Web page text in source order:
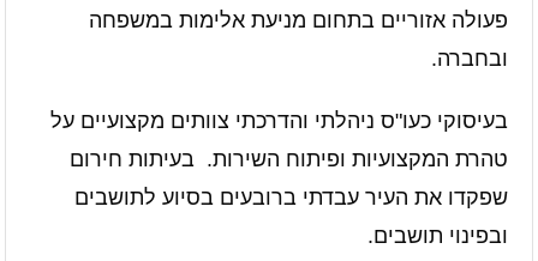
פעולה אזוריים בתחום מניעת אלימות במשפחה
ובחברה.
בעיסוקי כעו"ס ניהלתי והדרכתי צוותים מקצועיים על
טהרת המקצועיות ופיתוח השירות. בעיתות חירום
שפקדו את העיר עבדתי ברובעים בסיוע לתושבים
ובפינוי תושבים.